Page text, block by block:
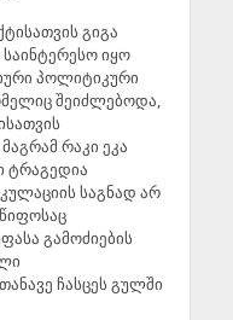
გიგა
იყო
პოლიტიკური
შეიძლებოდა,
რაკი ეკა
ტრაგედია
საგნად არ
გამოძიების
ჩასცეს გულში